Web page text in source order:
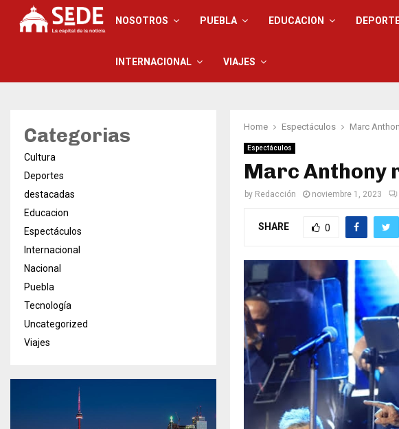
NOSOTROS PUEBLA EDUCACION
INTERNACIONAL VIAJES
Home Espectáculos Marc
Espectáculos
Marc Anthony
by Redacción noviembre 1, 2023
SHARE 0
Categorias
Cultura
Deportes
destacadas
Educacion
Espectáculos
Internacional
Nacional
Puebla
Tecnología
Uncategorized
Viajes